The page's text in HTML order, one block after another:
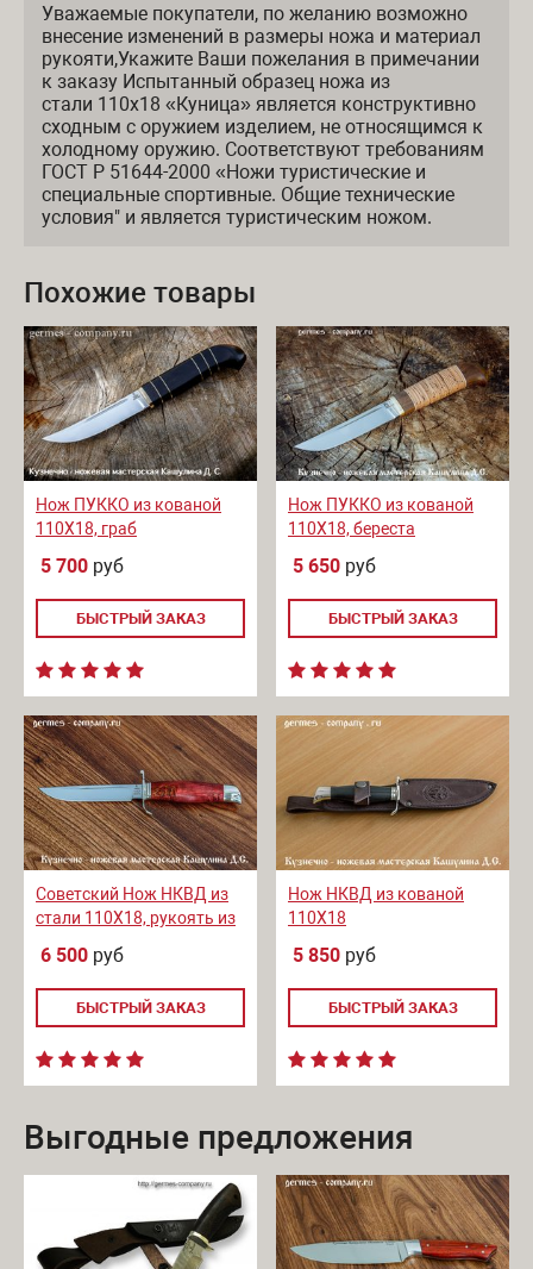
Уважаемые покупатели, по желанию возможно
внесение изменений в размеры ножа и материал
рукояти,Укажите Ваши пожелания в примечании
к заказу Испытанный образец ножа из
стали 110х18 «Куница» является конструктивно
сходным с оружием изделием, не относящимся к
холодному оружию. Соответствуют требованиям
ГОСТ Р 51644-2000 «Ножи туристические и
специальные спортивные. Общие технические
условия" и является туристическим ножом.
Похожие товары
Нож ПУККО из кованой
110Х18, граб
5 700 руб
БЫСТРЫЙ ЗАКАЗ
Нож ПУККО из кованой
110Х18, береста
5 650 руб
БЫСТРЫЙ ЗАКАЗ
Советский Нож НКВД из
стали 110Х18, рукоять из
6 500 руб
БЫСТРЫЙ ЗАКАЗ
Нож НКВД из кованой
110Х18
5 850 руб
БЫСТРЫЙ ЗАКАЗ
Выгодные предложения